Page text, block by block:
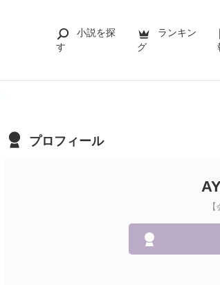
小説を探
す
ランキン
グ
プロフィール